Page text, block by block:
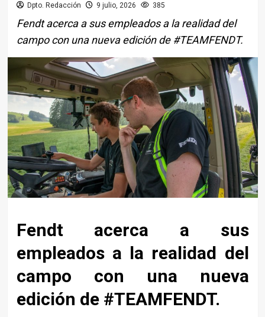
Dpto. Redacción 9 julio, 2026 385
Fendt acerca a sus empleados a la realidad del
campo con una nueva edición de #TEAMFENDT.
Fendt acerca a sus
empleados a la realidad del
campo con una nueva
edición de #TEAMFENDT.